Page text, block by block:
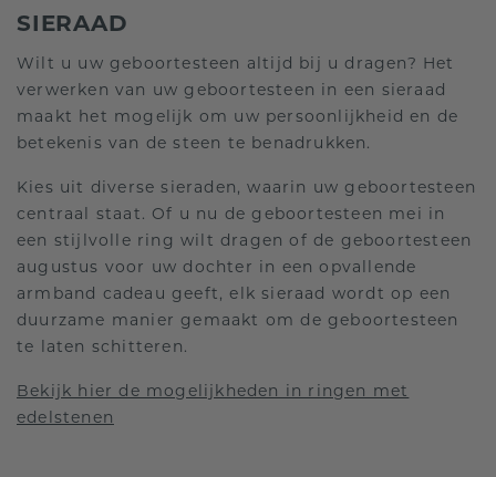
SIERAAD
Wilt u uw geboortesteen altijd bij u dragen? Het
verwerken van uw geboortesteen in een sieraad
maakt het mogelijk om uw persoonlijkheid en de
betekenis van de steen te benadrukken.
Kies uit diverse sieraden, waarin uw geboortesteen
centraal staat. Of u nu de geboortesteen mei in
een stijlvolle ring wilt dragen of de geboortesteen
augustus voor uw dochter in een opvallende
armband cadeau geeft, elk sieraad wordt op een
duurzame manier gemaakt om de geboortesteen
te laten schitteren.
Bekijk hier de mogelijkheden in ringen met
edelstenen